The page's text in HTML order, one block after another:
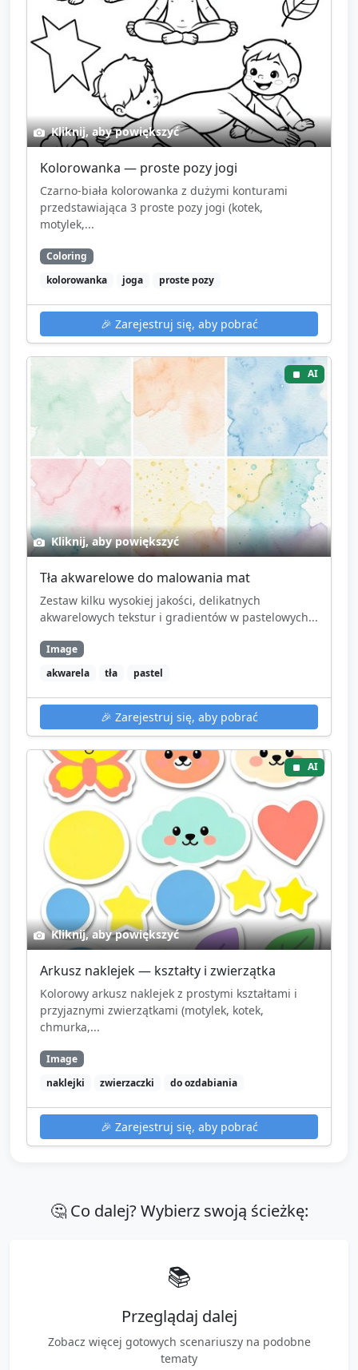
Kliknij, aby powiększyć
Kolorowanka — proste pozy jogi
Czarno-biała kolorowanka z dużymi konturami
przedstawiająca 3 proste pozy jogi (kotek,
motylek,...
Coloring
kolorowanka
joga proste pozy
🎉 Zarejestruj się, aby pobrać
AI
Kliknij, aby powiększyć
Tła akwarelowe do malowania mat
Zestaw kilku wysokiej jakości, delikatnych
akwarelowych tekstur i gradientów w pastelowych...
Image
akwarela
tła pastel
🎉 Zarejestruj się, aby pobrać
AI
Kliknij, aby powiększyć
Arkusz naklejek — kształty i zwierzątka
Kolorowy arkusz naklejek z prostymi kształtami i
przyjaznymi zwierzątkami (motylek, kotek,
chmurka,...
Image
naklejki
zwierzaczki do ozdabiania
🎉 Zarejestruj się, aby pobrać
🤔 Co dalej? Wybierz swoją ścieżkę:
📚
Przeglądaj dalej
Zobacz więcej gotowych scenariuszy na podobne
tematy